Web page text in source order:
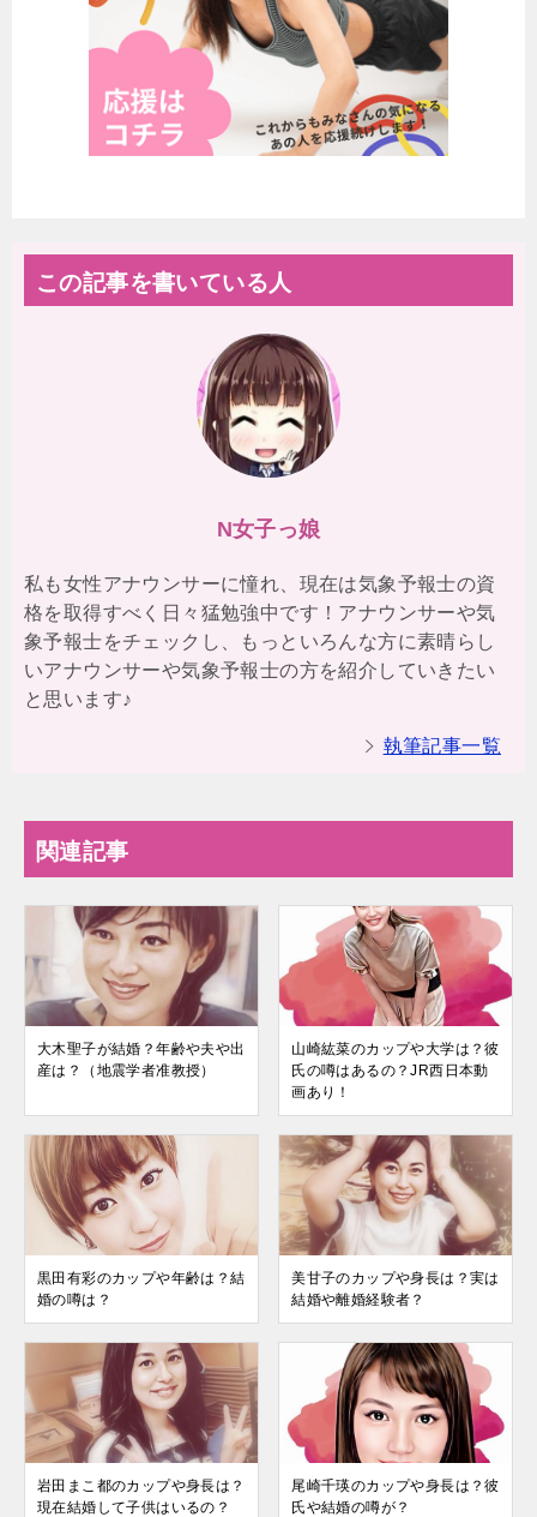
この記事を書いている人
N女子っ娘
私も女性アナウンサーに憧れ、現在は気象予報士の資
格を取得すべく日々猛勉強中です！アナウンサーや気
象予報士をチェックし、もっといろんな方に素晴らし
いアナウンサーや気象予報士の方を紹介していきたい
と思います♪
執筆記事一覧
関連記事
大木聖子が結婚？年齢や夫や出
産は？（地震学者准教授）
山崎紘菜のカップや大学は？彼
氏の噂はあるの？JR西日本動
画あり！
黒田有彩のカップや年齢は？結
婚の噂は？
美甘子のカップや身長は？実は
結婚や離婚経験者？
岩田まこ都のカップや身長は？
現在結婚して子供はいるの？
尾崎千瑛のカップや身長は？彼
氏や結婚の噂が？